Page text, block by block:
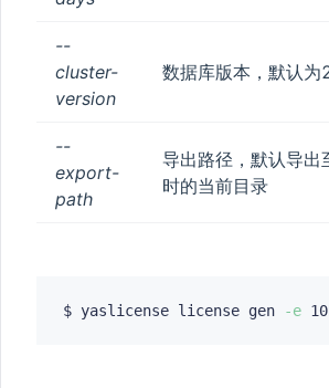
--
cluster-
version
数据库版本，默认为
--
export-
path
导出路径，默认导出
时的当前目录
$ yaslicense license gen -e